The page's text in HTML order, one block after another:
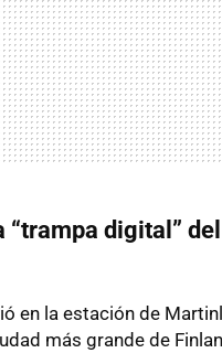
“trampa digital”
en la estación de
más grande de